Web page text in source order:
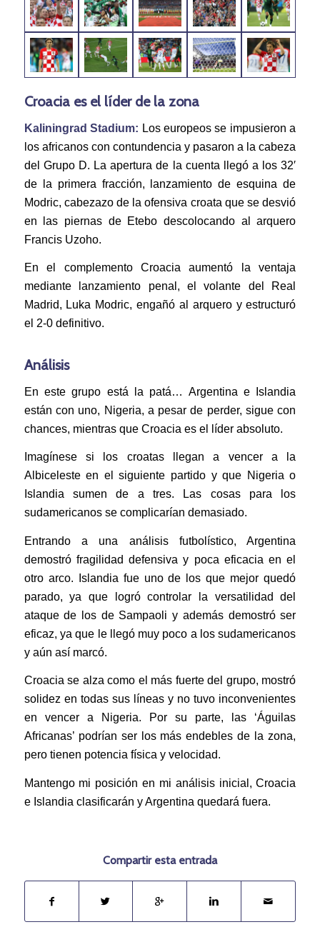
Croacia es el líder de la zona
Kaliningrad Stadium: Los europeos se impusieron a
los africanos con contundencia y pasaron a la cabeza
del Grupo D. La apertura de la cuenta llegó a los 32′
de la primera fracción, lanzamiento de esquina de
Modric, cabezazo de la ofensiva croata que se desvió
en las piernas de Etebo descolocando al arquero
Francis Uzoho.
En el complemento Croacia aumentó la ventaja
mediante lanzamiento penal, el volante del Real
Madrid, Luka Modric, engañó al arquero y estructuró
el 2-0 definitivo.
Análisis
En este grupo está la patá… Argentina e Islandia
están con uno, Nigeria, a pesar de perder, sigue con
chances, mientras que Croacia es el líder absoluto.
Imagínese si los croatas llegan a vencer a la
Albiceleste en el siguiente partido y que Nigeria o
Islandia sumen de a tres. Las cosas para los
sudamericanos se complicarían demasiado.
Entrando a una análisis futbolístico, Argentina
demostró fragilidad defensiva y poca eficacia en el
otro arco. Islandia fue uno de los que mejor quedó
parado, ya que logró controlar la versatilidad del
ataque de los de Sampaoli y además demostró ser
eficaz, ya que le llegó muy poco a los sudamericanos
y aún así marcó.
Croacia se alza como el más fuerte del grupo, mostró
solidez en todas sus líneas y no tuvo inconvenientes
en vencer a Nigeria. Por su parte, las ‘Águilas
Africanas’ podrían ser los más endebles de la zona,
pero tienen potencia física y velocidad.
Mantengo mi posición en mi análisis inicial, Croacia
e Islandia clasificarán y Argentina quedará fuera.
Compartir esta entrada